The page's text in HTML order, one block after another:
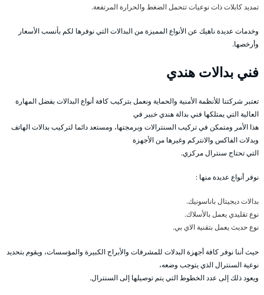
تمديد كابلات ذات نوعيات تتحمل الضغط والحرارة المرتفعة.
وخدمات عديدة ناهيك عن الأنواع المميزة من البدالات التي نوفرها لكم بأنسب الأسعار
وأرخصها.
فني بدالات هندي
تعتبر شركتنا للأنظمة الأمنية والحماية ونعمل بتركيب كافة أنواع البدالات بفضل المهارة
العالية التي يمتلكها فني بدالة هندي خبير في
هذا الأمر ومتمكن في تركيب السنترالات وبرمجتها، ومستعد دائما لتركيب بدالات الهاتف
وبدلات الفاكس والانتركم وغيرها من الأجهزة
التي تحتاج سنترال مركزي.
نوفر أنواع عديدة منها :
بدالات ديجيتال باناسونيك.
نوع تقليدي يعمل بالأسلاك.
نوع حديث يعمل بتقنية الاي بي.
حيث أننا نوفر كافة أجهزة البدلات للمشرفات والأبراج الكبيرة والمؤسسات، ويقوم بتحديد
نوعية السنترال الذي يتوجب وضعه،
ويعود ذلك إلى عدد الخطوط التي يتم توصيلها إلى السنترال.